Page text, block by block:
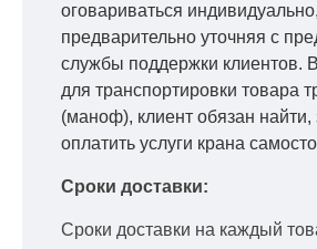
оговариваться индивидуально,
предварительно уточняя с
службы поддержки клиентов.
для транспортировки товара
(маноф), клиент обязан найти,
оплатить услуги крана
Сроки доставки:
Сроки доставки на каждый